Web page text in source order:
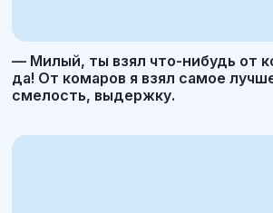
— Милый, ты взял что-нибудь от
да! От комаров я взял самое
смелость, выдержку.